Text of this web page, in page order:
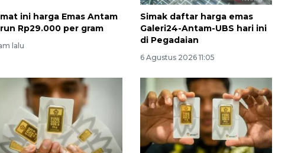
ini harga Emas Antam
Rp29.000 per gram
lalu
Simak daftar harga emas
Galeri24-Antam-UBS hari ini
di Pegadaian
6 Agustus 2026 11:05
Ekspedisi Rupiah Berdaulat
2026 sambangi Papua